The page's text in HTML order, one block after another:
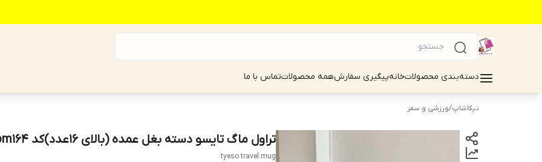
دسته‌بندی محصولاتخانهپیگیری سفارشهمه محصولاتتماس با ما
نیکاشاپ/ورزشی و سفر
تراول ماگ تایسو دسته بغل عمده (بالای ۱۶عدد)کد om164
tyeso travel mug